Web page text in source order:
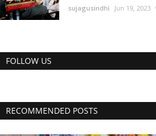
sujagusindhi Jun 19, 2023
FOLLOW US
RECOMMENDED POSTS